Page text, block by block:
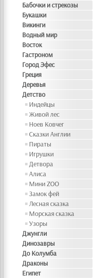
Бабочки и стрекозы
Букашки
Викинги
Водный мир
Восток
Гастроном
Город Эфес
Греция
Деревья
Детство
Индейцы
Живой лес
Ноев Ковчег
Сказки Англии
Пираты
Игрушки
Детвора
Алиса
Мини ZOO
Замок фей
Лесная сказка
Морская сказка
Узоры
Джунгли
Динозавры
До Колумба
Драконы
Египет